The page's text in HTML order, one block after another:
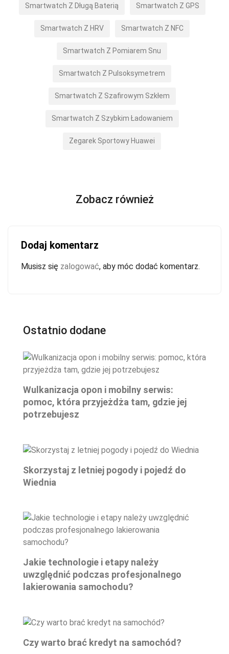
Smartwatch Z Długą Baterią Smartwatch Z GPS
Smartwatch Z HRV Smartwatch Z NFC
Smartwatch Z Pomiarem Snu
Smartwatch Z Pulsoksymetrem
Smartwatch Z Szafirowym Szkłem
Smartwatch Z Szybkim Ładowaniem
Zegarek Sportowy Huawei
Zobacz również
Dodaj komentarz
Musisz się zalogować, aby móc dodać komentarz.
Ostatnio dodane
Wulkanizacja opon i mobilny serwis:
pomoc, która przyjeżdża tam, gdzie jej
potrzebujesz
Skorzystaj z letniej pogody i pojedź do
Wiednia
Jakie technologie i etapy należy
uwzględnić podczas profesjonalnego
lakierowania samochodu?
Czy warto brać kredyt na samochód?